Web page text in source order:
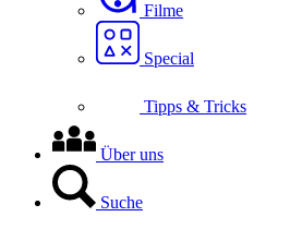
Filme
Special
Tipps & Tricks
Über uns
Suche